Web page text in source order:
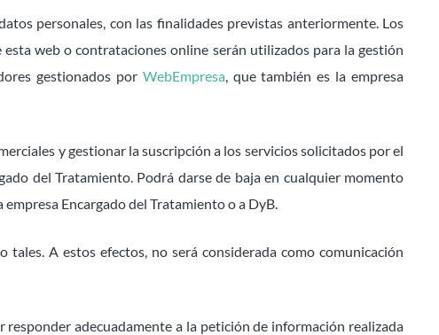
personales, con las finalidades previstas anteriormente. Los
web o contrataciones online serán utilizados para la gestión
gestionados por WebEmpresa, que también es la empresa
y gestionar la suscripción a los servicios solicitados por el
del Tratamiento. Podrá darse de baja en cualquier momento
Encargado del Tratamiento o a DyB.
A estos efectos, no será considerada como comunicación
adecuadamente a la petición de información realizada